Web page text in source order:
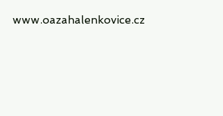
www.oazahalenkovice.cz